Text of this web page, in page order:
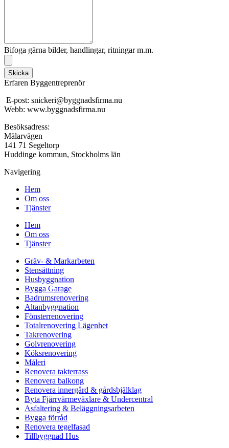
Bifoga gärna bilder, handlingar, ritningar m.m.
Skicka
Erfaren Byggentreprenör
E-post: snickeri@byggnadsfirma.nu
Webb: www.byggnadsfirma.nu
Besöksadress:
Mälarvägen
141 71 Segeltorp
Huddinge kommun, Stockholms län
Navigering
Hem
Om oss
Tjänster
Hem
Om oss
Tjänster
Gräv- & Markarbeten
Stensättning
Husbyggnation
Bygga Garage
Badrumsrenovering
Altanbyggnation
Fönsterrenovering
Totalrenovering Lägenhet
Takrenovering
Golvrenovering
Köksrenovering
Måleri
Renovera takterrass
Renovera balkong
Renovera innergård & gårdsbjälklag
Byta Fjärrvärmeväxlare & Undercentral
Asfaltering & Beläggningsarbeten
Bygga förråd
Renovera tegelfasad
Tillbyggnad Hus